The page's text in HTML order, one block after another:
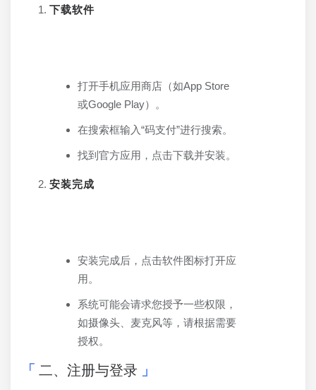
下载软件
打开手机应用商店（如App Store
或Google Play）。
在搜索框输入“码支付”进行搜索。
找到官方应用，点击下载并安装。
安装完成
安装完成后，点击软件图标打开应
用。
系统可能会请求您授予一些权限，
如摄像头、麦克风等，请根据需要
授权。
二、注册与登录